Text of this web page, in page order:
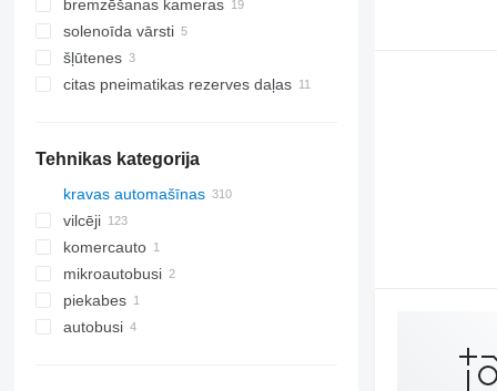
bremzēšanas kameras
solenoīda vārsti
šļūtenes
citas pneimatikas rezerves daļas
Tehnikas kategorija
kravas automašīnas
vilcēji
komercauto
mikroautobusi
piekabes
autobusi